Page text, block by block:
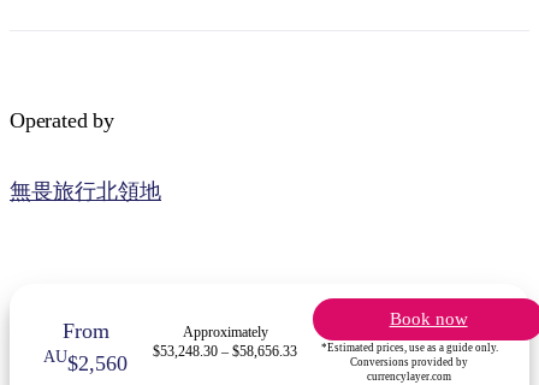
Operated by
無畏旅行北領地
From
AU$2,560
Approximately
$53,248.30 – $58,656.33
Book now
*Estimated prices, use as a guide only.
Conversions provided by
currencylayer.com